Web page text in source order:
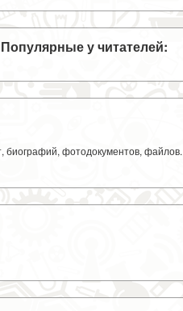
Популярные у читателей:
биографий, фотодокументов,